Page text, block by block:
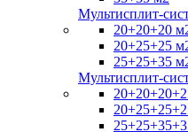
Мультисплит-
20+20+20
20+25+25
25+25+35
Мультисплит-